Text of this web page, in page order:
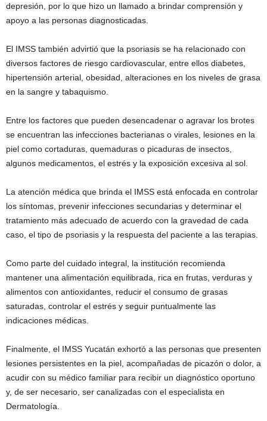
depresión, por lo que hizo un llamado a brindar comprensión y
apoyo a las personas diagnosticadas.
El IMSS también advirtió que la psoriasis se ha relacionado con
diversos factores de riesgo cardiovascular, entre ellos diabetes,
hipertensión arterial, obesidad, alteraciones en los niveles de grasa
en la sangre y tabaquismo.
Entre los factores que pueden desencadenar o agravar los brotes
se encuentran las infecciones bacterianas o virales, lesiones en la
piel como cortaduras, quemaduras o picaduras de insectos,
algunos medicamentos, el estrés y la exposición excesiva al sol.
La atención médica que brinda el IMSS está enfocada en controlar
los síntomas, prevenir infecciones secundarias y determinar el
tratamiento más adecuado de acuerdo con la gravedad de cada
caso, el tipo de psoriasis y la respuesta del paciente a las terapias.
Como parte del cuidado integral, la institución recomienda
mantener una alimentación equilibrada, rica en frutas, verduras y
alimentos con antioxidantes, reducir el consumo de grasas
saturadas, controlar el estrés y seguir puntualmente las
indicaciones médicas.
Finalmente, el IMSS Yucatán exhortó a las personas que presenten
lesiones persistentes en la piel, acompañadas de picazón o dolor, a
acudir con su médico familiar para recibir un diagnóstico oportuno
y, de ser necesario, ser canalizadas con el especialista en
Dermatología.